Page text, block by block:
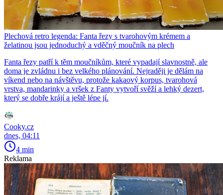
Plechová retro legenda: Fanta řezy s tvarohovým krémem a
želatinou jsou jednoduchý a vděčný moučník na plech
Fanta řezy patří k těm moučníkům, které vypadají slavnostně, ale
doma je zvládnu i bez velkého plánování. Nejraději je dělám na
víkend nebo na návštěvu, protože kakaový korpus, tvarohová
vrstva, mandarinky a vršek z Fanty vytvoří svěží a lehký dezert,
který se dobře krájí a ještě lépe jí.
Cooky.cz
dnes, 04:11
4 min
Reklama